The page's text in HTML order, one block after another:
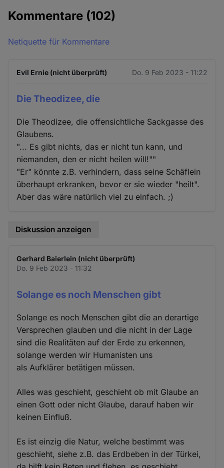
Kommentare (102)
Netiquette für Kommentare
Evil Ernie (nicht überprüft) Do. 9 Feb 2023 - 11:22
Die Theodizee, die
Die Theodizee, die offensichtliche Sackgasse des
Glaubens.
"... Es gibt nichts, das er nicht tun kann, und
niemanden, den er nicht heilen will!""
"Er" könnte z.B. verhindern, dass seine Schäflein
überhaupt erkranken, bevor er sie wieder "heilt".
Aber das wäre natürlich viel zu einfach. ;)
Diskussion anzeigen
Gerhard Baierlein (nicht überprüft)
Do. 9 Feb 2023 - 11:32
Solange es noch Menschen gibt
Solange es noch Menschen gibt die an derartige
Versprechen glauben und die nicht in der Lage
sind die Realitäten auf der Erde zu erkennen,
solange werden wir Humanisten uns
als Aufklärer betätigen müssen.
Alles was geschieht, geschieht ob mit Glaube an
einen Gott oder nicht Glaube, darauf haben wir
keinen Einfluß.
Es ist einzig die Natur, welche bestimmt was
geschieht, siehe z.B. das Erdbeben in der Türkei,